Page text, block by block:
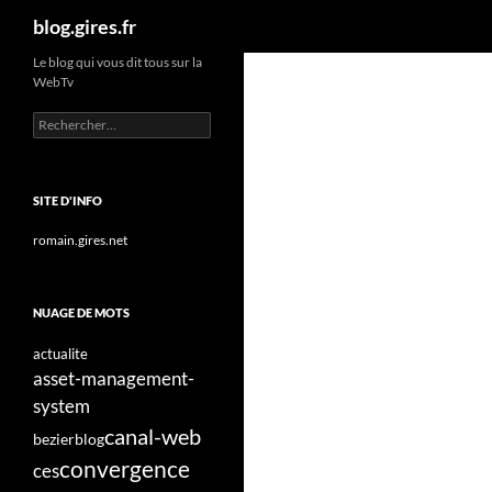
Aller
contenu
blog.gires.fr
Le blog qui vous dit tous sur la
WebTv
Rechercher :
SITE D'INFO
romain.gires.net
NUAGE DE MOTS
actualite
asset-management-
system
bezierblogcanal-web
cesconvergence